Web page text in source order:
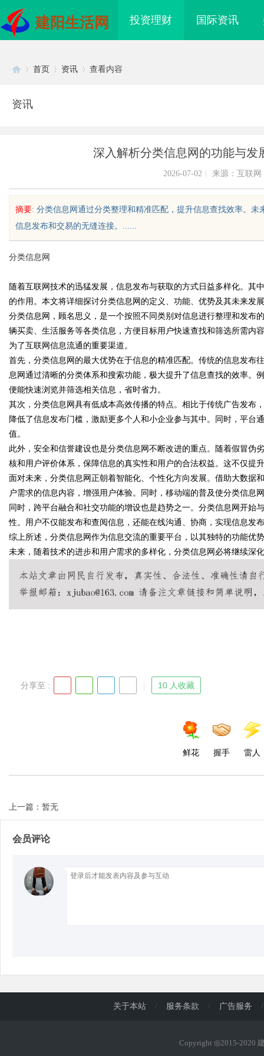
建阳生活网 投资理财 国际资讯
uz
!
Bo
首页 资讯 查看内容
资讯
深入解析分类信息网的功能与
2026-07-02 来源：互联网
摘要: 分类信息网通过分类整理和精准匹配，提升信息查找效率。
信息发布和交易的无缝连接。......
分类信息网
随着互联网技术的迅猛发展，信息发布与获取的方式日益多样化。其
的作用。本文将详细探讨分类信息网的定义、功能、优势及其未来发
分类信息网，顾名思义，是一个按照不同类别对信息进行整理和发布
辆买卖、生活服务等各类信息，方便目标用户快速查找和筛选所需内
为了互联网信息流通的重要渠道。
首先，分类信息网的最大优势在于信息的精准匹配。传统的信息发布
息网通过清晰的分类体系和搜索功能，极大提升了信息查找的效率。
便能快速浏览并筛选相关信息，省时省力。
其次，分类信息网具有低成本高效传播的特点。相比于传统广告发布
降低了信息发布门槛，激励更多个人和小企业参与其中。同时，平台
值。
此外，安全和信誉建设也是分类信息网不断改进的重点。随着假冒伪
核和用户评价体系，保障信息的真实性和用户的合法权益。这不仅提
面对未来，分类信息网正朝着智能化、个性化方向发展。借助大数据
户需求的信息内容，增强用户体验。同时，移动端的普及使分类信息
同时，跨平台融合和社交功能的增设也是趋势之一。分类信息网开始
性。用户不仅能发布和查阅信息，还能在线沟通、协商，实现信息发
综上所述，分类信息网作为信息交流的重要平台，以其独特的功能优
未来，随着技术的进步和用户需求的多样化，分类信息网必将继续深
分享至 : 10 人收藏
鲜花 握手 雷人
上一篇：暂无
会员评论
配眼镜
发体系全解析
关于本站 / 服务条款 / 广告服务 /
Copyright ◎2015-2020